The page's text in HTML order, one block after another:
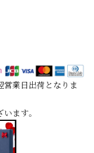
営業日出荷となりま
ます。